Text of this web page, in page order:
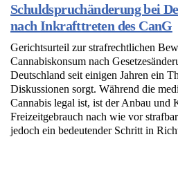
Schuldspruchänderung bei
nach Inkrafttreten des CanG
Gerichtsurteil zur strafrechtlichen
Cannabiskonsum nach
Deutschland seit einigen Jahren ein
Diskussionen sorgt. Während die
Cannabis legal ist, ist der Anbau und
Freizeitgebrauch nach wie vor
jedoch ein bedeutender Schritt in